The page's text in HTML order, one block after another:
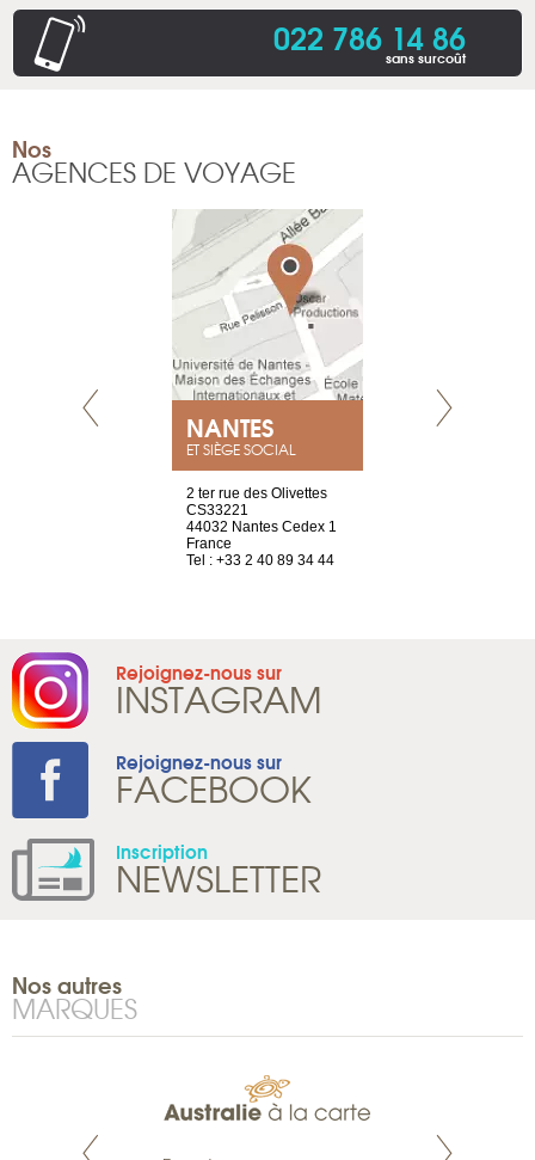
022 786 14 86
sans surcoût
Nos
AGENCES DE VOYAGE
NANTES
ET SIÈGE SOCIAL
2 ter rue des Olivettes
CS33221
44032 Nantes Cedex 1
France
Tel : +33 2 40 89 34 44
Rejoignez-nous sur
INSTAGRAM
Rejoignez-nous sur
FACEBOOK
Inscription
NEWSLETTER
Nos autres
MARQUES